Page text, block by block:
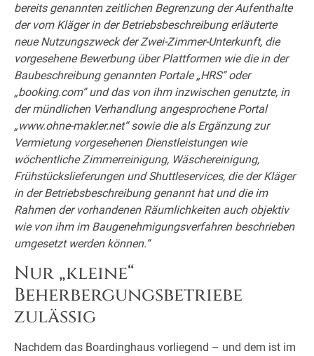
bereits genannten zeitlichen Begrenzung der Aufenthalte
der vom Kläger in der Betriebsbeschreibung erläuterte
neue Nutzungszweck der Zwei-Zimmer-Unterkunft, die
vorgesehene Bewerbung über Plattformen wie die in der
Baubeschreibung genannten Portale „HRS“ oder
„booking.com“ und das von ihm inzwischen genutzte, in
der mündlichen Verhandlung angesprochene Portal
„www.ohne-makler.net“ sowie die als Ergänzung zur
Vermietung vorgesehenen Dienstleistungen wie
wöchentliche Zimmerreinigung, Wäschereinigung,
Frühstückslieferungen und Shuttleservices, die der Kläger
in der Betriebsbeschreibung genannt hat und die im
Rahmen der vorhandenen Räumlichkeiten auch objektiv
wie von ihm im Baugenehmigungsverfahren beschrieben
umgesetzt werden können.“
Nur „kleine“
Beherbergungsbetriebe
zulässig
Nachdem das Boardinghaus vorliegend – und dem ist im